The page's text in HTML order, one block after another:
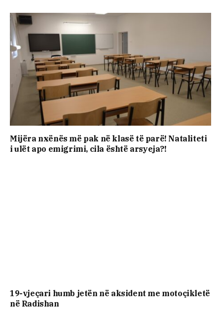
Mijëra nxënës më pak në klasë të parë! Nataliteti
i ulët apo emigrimi, cila është arsyeja?!
19-vjeçari humb jetën në aksident me motoçikletë
në Radishan